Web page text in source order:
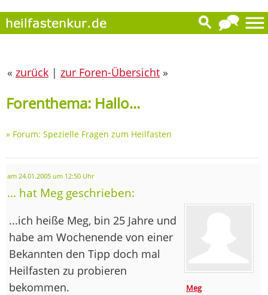
« zurück | zur Foren-Übersicht »
Forenthema: Hallo...
» Forum: Spezielle Fragen zum Heilfasten
am 24.01.2005 um 12:50 Uhr
... hat Meg geschrieben:
Meg
...ich heiße Meg, bin 25 Jahre und
habe am Wochenende von einer
Bekannten den Tipp doch mal
Heilfasten zu probieren
bekommen.